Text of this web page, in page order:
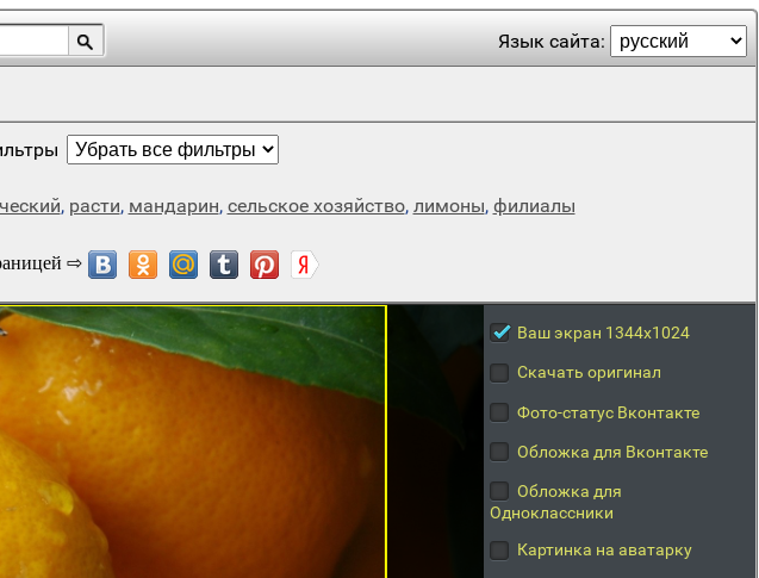
Язык сайта:
, расти, мандарин, сельское хозяйство, лимоны, филиалы
Ваш экран 1344x1024
Скачать оригинал
Фото-статус Вконтакте
Обложка для Вконтакте
Обложка для
Одноклассники
Картинка на аватарку